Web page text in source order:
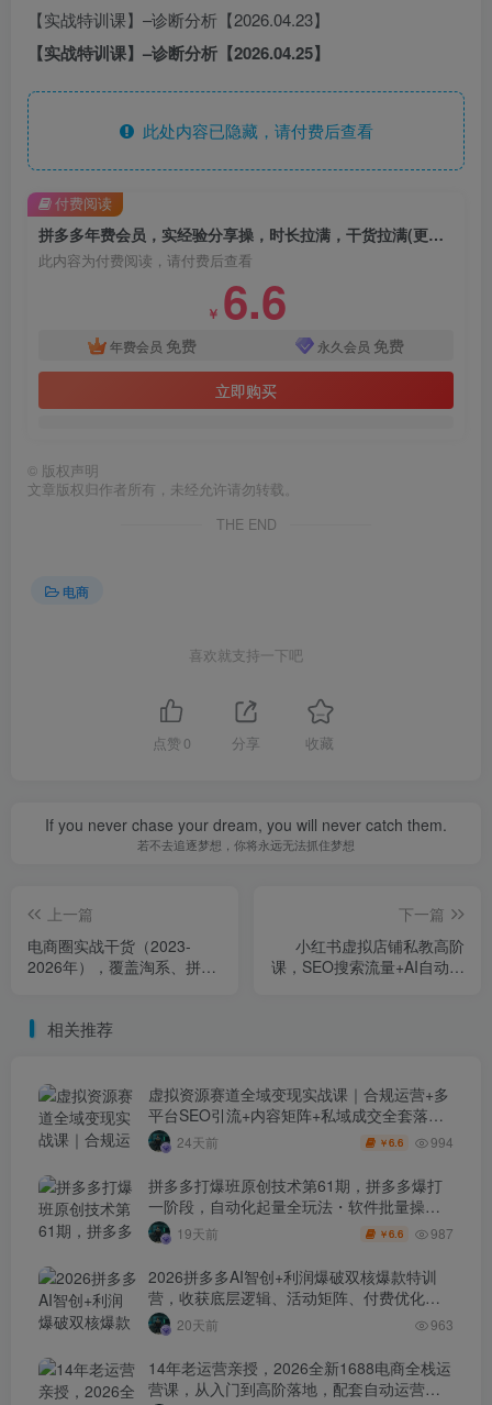
【实战特训课】–诊断分析【2026.04.23】
【实战特训课】–诊断分析【2026.04.25】
此处内容已隐藏，请付费后查看
拼多多年费会员，实经验分享操，时长拉满，干货拉满(更新26年4月28日)
此内容为付费阅读，请付费后查看
￥ 6.6
年费会员 免费 永久会员 免费
立即购买
付费阅读
© 版权声明
文章版权归作者所有，未经允许请勿转载。
THE END
电商
喜欢就支持一下吧
点赞 0 分享 收藏
If you never chase your dream, you will never catch them.
若不去追逐梦想，你将永远无法抓住梦想
上一篇
电商圈实战干货（2023-
2026年），覆盖淘系、拼多
效率、稳盈利（更新4月
下一篇
小红书虚拟店铺私教高阶
课，SEO搜索流量+AI自动化
相关推荐
虚拟资源赛道全域变现实战课｜合规运营+多
平台SEO引流+内容矩阵+私域成交全套落地
玩法24天前 ￥6.6 994
拼多多打爆班原创技术第61期，拼多多爆打
一阶段，自动化起量全玩法・软件批量操
作・投产优化・大促矩阵实战课
19天前 ￥6.6 987
2026拼多多AI智创+利润爆破双核爆款特训
营，收获底层逻辑、活动矩阵、付费优化、
0-1打爆SOP
20天前 963
14年老运营亲授，2026全新1688电商全栈运
营课，从入门到高阶落地，配套自动运营表